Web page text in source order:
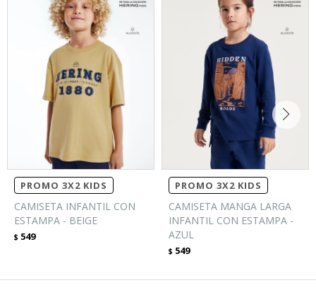
PROMO 3X2 KIDS
CAMISETA INFANTIL CON
ESTAMPA - BEIGE
$ 549
PROMO 3X2 KIDS
CAMISETA MANGA LARGA
INFANTIL CON ESTAMPA -
AZUL
$ 549